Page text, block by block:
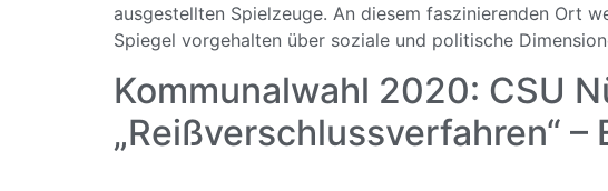
ausgestellten Spielzeuge. An diesem faszinierenden Ort
Spiegel vorgehalten über soziale und politische
Kommunalwahl 2020: CSU
„Reißverschlussverfahren“